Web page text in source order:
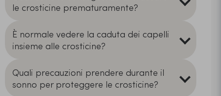
le crosticine prematuramente?
È normale vedere la caduta dei capelli
insieme alle crosticine?
Quali precauzioni prendere durante il
sonno per proteggere le crosticine?